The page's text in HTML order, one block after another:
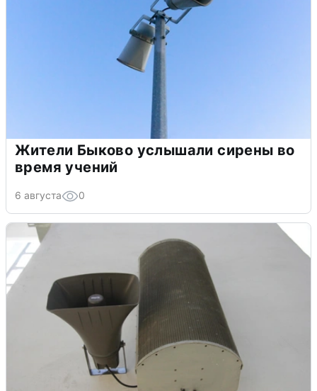
Жители Быково услышали сирены во
время учений
6 августа 0